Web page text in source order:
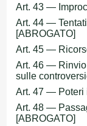
Art. 43 —
Art. 44 —
[ABROGATO]
Art. 45 —
Art. 46 — Rinvio
sulle
Art. 47 — Poteri
Art. 48 —
[ABROGATO]